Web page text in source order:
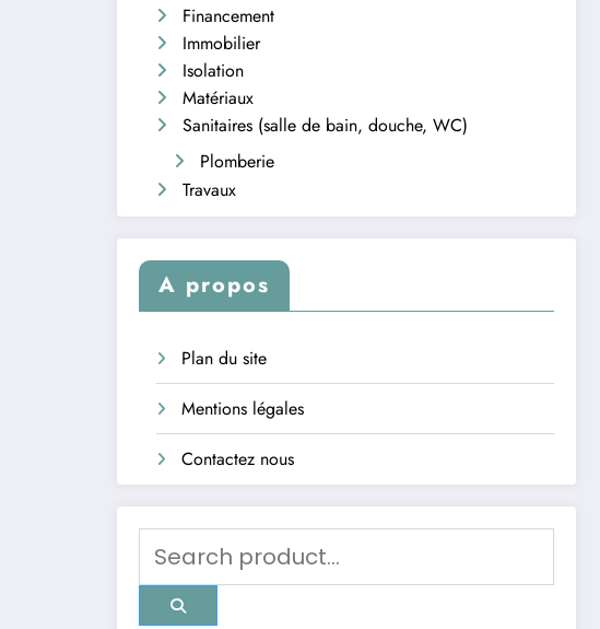
Financement
Immobilier
Isolation
Matériaux
Sanitaires (salle de bain, douche, WC)
Plomberie
Travaux
A propos
Plan du site
Mentions légales
Contactez nous